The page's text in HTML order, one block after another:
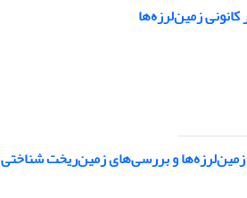
زمین‌لرزه‌ها
و بررسی‌های زمین‌ریخت شناختی